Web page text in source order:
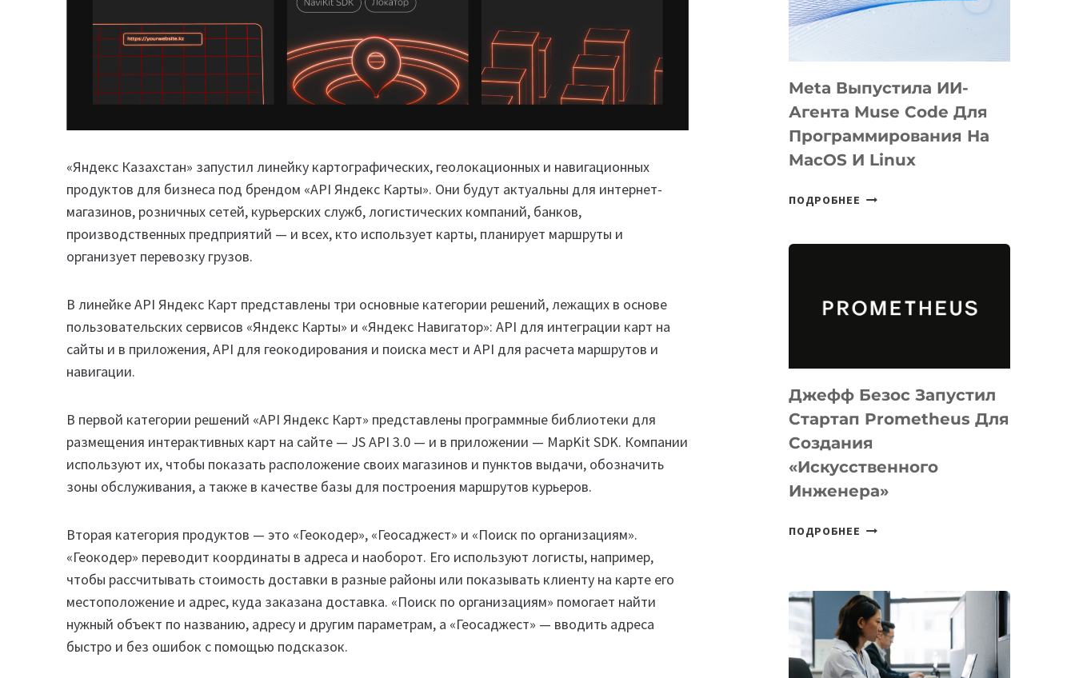
«Яндекс Казахстан» запустил линейку картографических, геолокационных и навигационных
продуктов для бизнеса под брендом «API Яндекс Карты». Они будут актуальны для интернет-
магазинов, розничных сетей, курьерских служб, логистических компаний, банков,
производственных предприятий — и всех, кто использует карты, планирует маршруты и
организует перевозку грузов.
В линейке API Яндекс Карт представлены три основные категории решений, лежащих в основе
пользовательских сервисов «Яндекс Карты» и «Яндекс Навигатор»: API для интеграции карт на
сайты и в приложения, API для геокодирования и поиска мест и API для расчета маршрутов и
навигации.
В первой категории решений «API Яндекс Карт» представлены программные библиотеки для
размещения интерактивных карт на сайте — JS API 3.0 — и в приложении — MapKit SDK. Компании
используют их, чтобы показать расположение своих магазинов и пунктов выдачи, обозначить
зоны обслуживания, а также в качестве базы для построения маршрутов курьеров.
Вторая категория продуктов — это «Геокодер», «Геосаджест» и «Поиск по организациям».
«Геокодер» переводит координаты в адреса и наоборот. Его используют логисты, например,
чтобы рассчитывать стоимость доставки в разные районы или показывать клиенту на карте его
местоположение и адрес, куда заказана доставка. «Поиск по организациям» помогает найти
нужный объект по названию, адресу и другим параметрам, а «Геосаджест» — вводить адреса
быстро и без ошибок с помощью подсказок.
НА
Meta Выпустила ИИ-
Агента Muse Code Для
Программирования На
MacOS И Linux
ПОДРОБНЕЕ META
ДЛЯ
И
LINUX
Джефф Безос Запустил
Стартап Prometheus Для
Создания
«искусственного
Инженера»
ПОДРОБНЕЕ ДЖЕФФ
PROMETHEUS
ДЛЯ
СОЗДАНИЯ
«ИСКУССТВЕННОГО